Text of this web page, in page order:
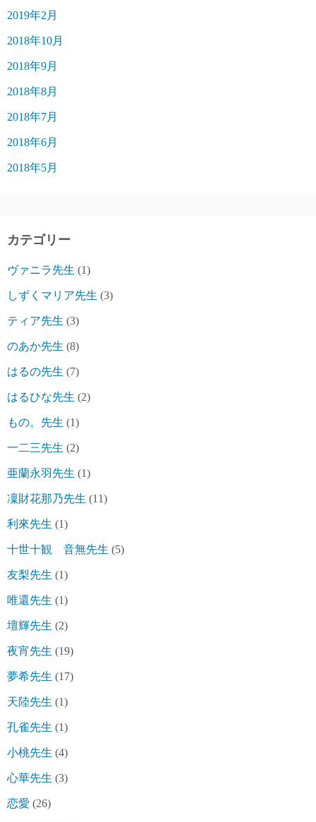
2019年2月
2018年10月
2018年9月
2018年8月
2018年7月
2018年6月
2018年5月
カテゴリー
ヴァニラ先生 (1)
しずくマリア先生 (3)
ティア先生 (3)
のあか先生 (8)
はるの先生 (7)
はるひな先生 (2)
もの。先生 (1)
一二三先生 (2)
亜蘭永羽先生 (1)
凜財花那乃先生 (11)
利來先生 (1)
十世十観 音無先生 (5)
友梨先生 (1)
唯還先生 (1)
壇輝先生 (2)
夜宵先生 (19)
夢希先生 (17)
天陸先生 (1)
孔雀先生 (1)
小桃先生 (4)
心華先生 (3)
恋愛 (26)